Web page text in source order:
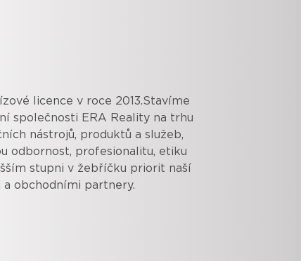
licence v roce 2013.Stavíme
společnosti ERA Reality na trhu
nástrojů, produktů a služeb,
odbornost, profesionalitu, etiku
stupni v žebříčku priorit naší
obchodními partnery.